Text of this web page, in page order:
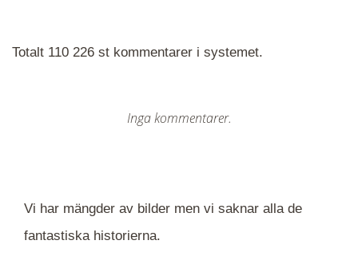
Totalt 110 226 st kommentarer i systemet.
Inga kommentarer.
Vi har mängder av bilder men vi saknar alla de
fantastiska historierna.